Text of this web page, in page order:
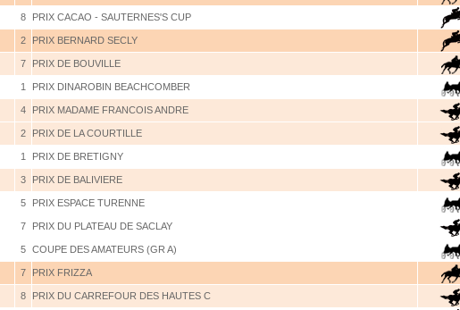
8 PRIX CACAO - SAUTERNES'S CUP
2 PRIX BERNARD SECLY
7 PRIX DE BOUVILLE
1 PRIX DINAROBIN BEACHCOMBER
4 PRIX MADAME FRANCOIS ANDRE
2 PRIX DE LA COURTILLE
1 PRIX DE BRETIGNY
3 PRIX DE BALIVIERE
5 PRIX ESPACE TURENNE
7 PRIX DU PLATEAU DE SACLAY
5 COUPE DES AMATEURS (GR A)
7 PRIX FRIZZA
8 PRIX DU CARREFOUR DES HAUTES C